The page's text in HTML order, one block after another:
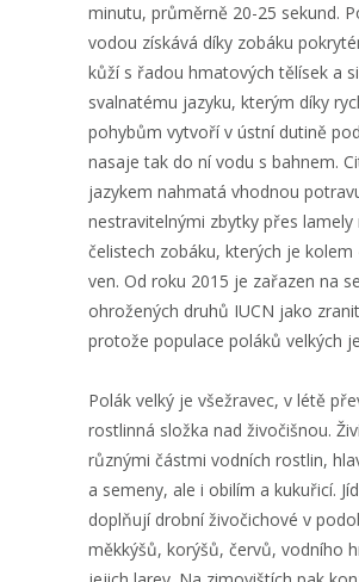
minutu, průměrně 20-25 sekund.
vodou získává díky zobáku
kůží s řadou hmatových tělísek a
svalnatému jazyku, kterým díky
pohybům vytvoří v ústní dutině
nasaje tak do ní vodu s bahnem.
jazykem nahmatá vhodnou
nestravitelnými zbytky přes lamely
čelistech zobáku, kterých je kolem
ven. Od roku 2015 je zařazen na
ohrožených druhů IUCN jako
protože populace poláků velkých
Polák velký je všežravec, v létě
rostlinná složka nad živočišnou.
různými částmi vodních rostlin,
a semeny, ale i obilím a kukuřicí.
doplňují drobní živočichové v
měkkýšů, korýšů, červů, vodního